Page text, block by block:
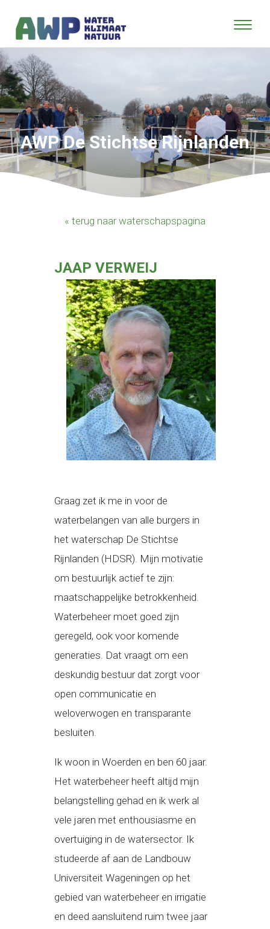
AWP De Stichtse Rijnlanden
« terug naar waterschapspagina
JAAP VERWEIJ
Graag zet ik me in voor de
waterbelangen van alle burgers in
het waterschap De Stichtse
Rijnlanden (HDSR). Mijn motivatie
om bestuurlijk actief te zijn:
maatschappelijke betrokkenheid.
Waterbeheer moet goed zijn
geregeld, ook voor komende
generaties. Dat vraagt om een
deskundig bestuur dat zorgt voor
open communicatie en
weloverwogen en transparante
besluiten.
Ik woon in Woerden en ben 60 jaar.
Het waterbeheer heeft altijd mijn
belangstelling gehad en ik werk al
vele jaren met enthousiasme en
overtuiging in de watersector. Ik
studeerde af aan de Landbouw
Universiteit Wageningen op het
gebied van waterbeheer en irrigatie
en deed aansluitend ruim twee jaar